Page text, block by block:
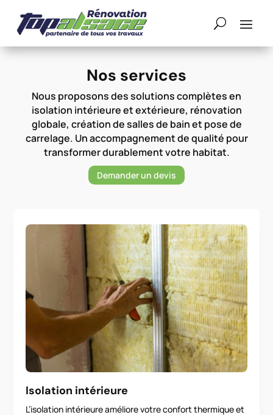
Nos services
Nous proposons des solutions complètes en
isolation intérieure et extérieure, rénovation
globale, création de salles de bain et pose de
carrelage. Un accompagnement de qualité pour
transformer durablement votre habitat.
Demander un devis
Isolation intérieure
L’isolation intérieure améliore votre confort thermique et